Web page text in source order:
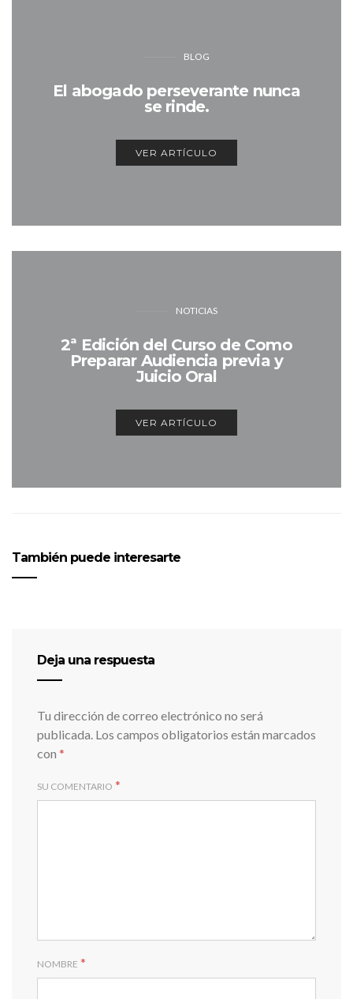
BLOG
El abogado perseverante nunca
se rinde.
VER ARTÍCULO
NOTICIAS
2ª Edición del Curso de Como
Preparar Audiencia previa y
Juicio Oral
VER ARTÍCULO
También puede interesarte
Deja una respuesta
Tu dirección de correo electrónico no será
publicada. Los campos obligatorios están marcados
con *
SU COMENTARIO *
NOMBRE *